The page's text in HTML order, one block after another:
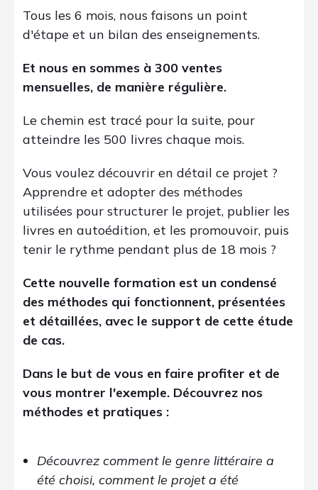
Tous les 6 mois, nous faisons un point
d'étape et un bilan des enseignements.
Et nous en sommes à 300 ventes
mensuelles, de manière régulière.
Le chemin est tracé pour la suite, pour
atteindre les 500 livres chaque mois.
Vous voulez découvrir en détail ce projet ?
Apprendre et adopter des méthodes
utilisées pour structurer le projet, publier les
livres en autoédition, et les promouvoir, puis
tenir le rythme pendant plus de 18 mois ?
Cette nouvelle formation est un condensé
des méthodes qui fonctionnent, présentées
et détaillées, avec le support de cette étude
de cas.
Dans le but de vous en faire profiter et de
vous montrer l'exemple. Découvrez nos
méthodes et pratiques :
Découvrez comment le genre littéraire a
été choisi, comment le projet a été